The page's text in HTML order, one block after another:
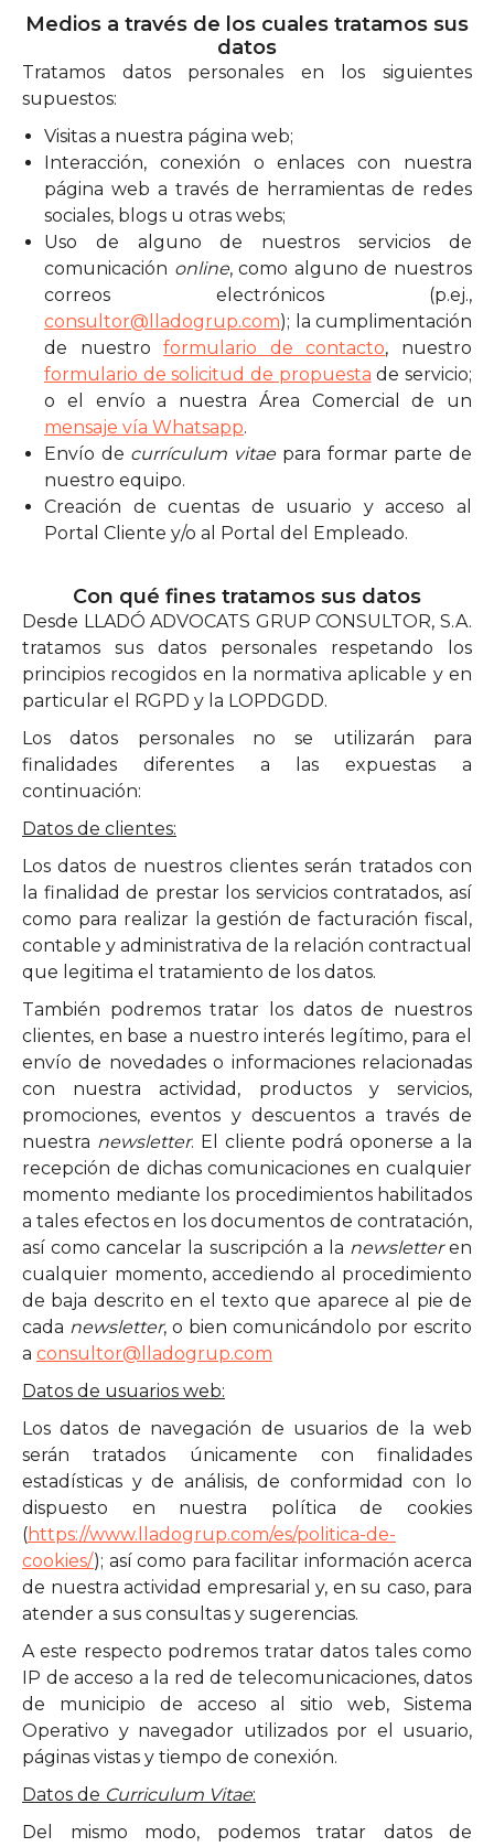
Medios a través de los cuales tratamos sus
datos
Tratamos datos personales en los siguientes
supuestos:
Visitas a nuestra página web;
Interacción, conexión o enlaces con nuestra
página web a través de herramientas de redes
sociales, blogs u otras webs;
Uso de alguno de nuestros servicios de
comunicación online, como alguno de nuestros
correos electrónicos (p.ej.,
consultor@lladogrup.com); la cumplimentación
de nuestroformulario de contacto, nuestro
formulario de solicitud de propuesta de servicio;
o el envío a nuestra Área Comercial de un
mensaje vía Whatsapp.
Envío de currículum vitaepara formar parte de
nuestro equipo.
Creación de cuentas de usuario y acceso al
Portal Cliente y/o al Portal del Empleado.
Con qué fines tratamos sus datos
Desde LLADÓ ADVOCATS GRUP CONSULTOR, S.A.
tratamos sus datos personales respetando los
principios recogidos en la normativa aplicable y en
particular el RGPD y la LOPDGDD.
Los datos personales no se utilizarán para
finalidades diferentes a las expuestas a
continuación:
Datos de clientes:
Los datos de nuestros clientes serán tratados con
la finalidad de prestar los servicios contratados, así
como para realizar la gestión de facturación fiscal,
contable y administrativa de la relación contractual
que legitima el tratamiento de los datos.
También podremos tratar los datos de nuestros
clientes, en base a nuestro interés legítimo, para el
envío de novedades o informaciones relacionadas
con nuestra actividad, productos y servicios,
promociones, eventos y descuentos a través de
nuestra newsletter. El cliente podrá oponerse a la
recepción de dichas comunicaciones en cualquier
momento mediante los procedimientos habilitados
a tales efectos en los documentos de contratación,
así como cancelar la suscripción a la newsletteren
cualquier momento, accediendo al procedimiento
de baja descrito en el texto que aparece al pie de
cada newsletter, o bien comunicándolo por escrito
a consultor@lladogrup.com
Datos de usuarios web:
Los datos de navegación de usuarios de la web
serán tratados únicamente con finalidades
estadísticas y de análisis, de conformidad con lo
dispuesto en nuestra política de cookies
(https://www.lladogrup.com/es/politica-de-
cookies/); así como para facilitar información acerca
de nuestra actividad empresarial y, en su caso, para
atender a sus consultas y sugerencias.
A este respecto podremos tratar datos tales como
IP de acceso a la red de telecomunicaciones, datos
de municipio de acceso al sitio web, Sistema
Operativo y navegador utilizados por el usuario,
páginas vistas y tiempo de conexión.
Datos de Curriculum Vitae:
Del mismo modo, podemos tratar datos de